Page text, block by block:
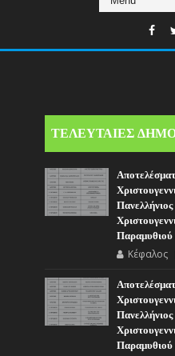
ΤΕΛΕΥΤΑΙΕΣ
Παραμυθιού
Κέφαλος
Παραμυθιού